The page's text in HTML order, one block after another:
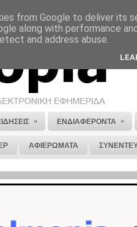
ΕΠΙΚΟΙΝΩΝΙΑ ΣΤΕΙΛΕ ΜΑΣ
» ΕΝΔΙΑΦΕΡΟΝΤΑ »
ΑΦΙΕΡΩΜΑΤΑ
from Google to deliver its
along with performance
and address abuse.